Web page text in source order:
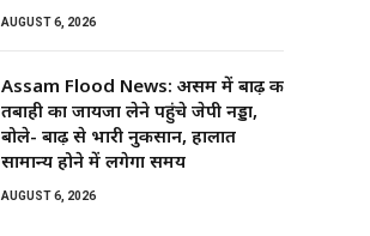
AUGUST 6, 2026
Assam Flood News: असम में बाढ़ की
तबाही का जायजा लेने पहुंचे जेपी नड्डा,
बोले- बाढ़ से भारी नुकसान, हालात
सामान्य होने में लगेगा समय
AUGUST 6, 2026